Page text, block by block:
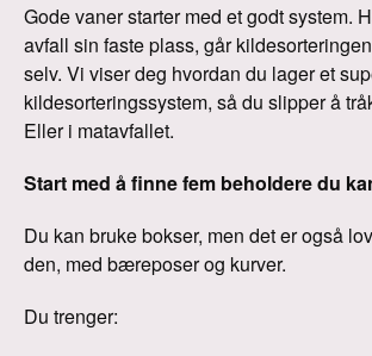
Gode vaner starter med et godt system.
avfall sin faste plass, går
selv. Vi viser deg hvordan du lager et
kildesorteringssystem, så du slipper å
Eller i matavfallet.
Start med å finne fem beholdere du
Du kan bruke bokser, men det er også
den, med bæreposer og kurver.
Du trenger: